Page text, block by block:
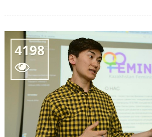
4198
